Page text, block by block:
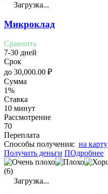
Загрузка...
Микроклад
Сравнить
7-30 дней
Срок
до 30,000.00 ₽
Сумма
1%
Ставка
10 минут
Рассмотрение
70
Переплата
Cпособы получения: на карту
Получить деньги ПОдробнее
(6)
Загрузка...